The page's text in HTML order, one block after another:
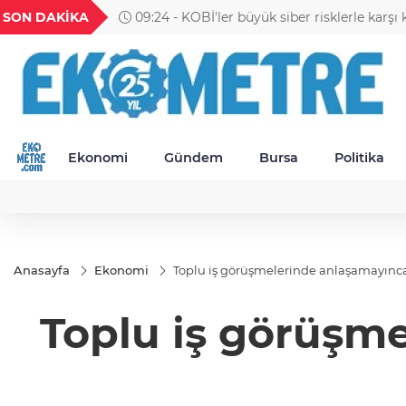
SON DAKİKA 09:11 - Petrol fiyatları yükseldi: Brent 83,65
18,2410
TND
16,2356
BGN
27,9743
VND
0,0018
Ekonomi Gündem Bursa Politika
Anasayfa Ekonomi Toplu iş görüşmelerinde
Toplu iş